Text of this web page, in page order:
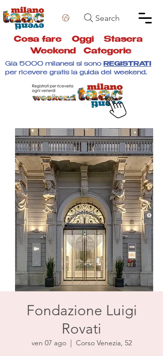
Search
Cosa fare Oggi Stasera
Weekend
Categorie
Già 5000 milanesi si sono REGISTRATI
per ricevere gratis la guida del weekend.
Fondazione Luigi
Rovati
ven 07 ago
  |
Corso Venezia, 52